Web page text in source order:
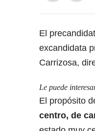
El
excandidata
Carrizosa,
Le puede
El propósito
centro, de